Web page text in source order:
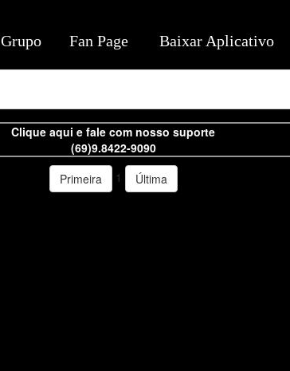
Clique aqui e fale com nosso suporte
(69)9.8422-9090
Primeira
1 Última
Grupo Fan Page Baixar Aplicativo